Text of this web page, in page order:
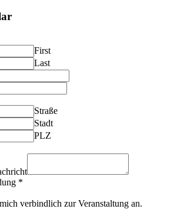
First
Last
Straße
Stadt
PLZ
*
verbindlich zur Veranstaltung an.